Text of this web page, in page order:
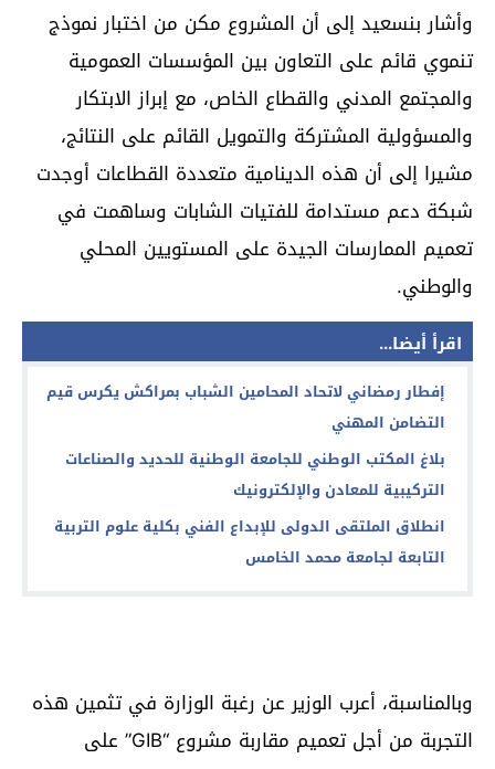
وأشار بنسعيد إلى أن المشروع مكن من اختبار نموذج
تنموي قائم على التعاون بين المؤسسات العمومية
والمجتمع المدني والقطاع الخاص، مع إبراز الابتكار
والمسؤولية المشتركة والتمويل القائم على النتائج،
مشيرا إلى أن هذه الدينامية متعددة القطاعات أوجدت
شبكة دعم مستدامة للفتيات الشابات وساهمت في
تعميم الممارسات الجيدة على المستويين المحلي
والوطني.
اقرأ أيضا...
إفطار رمضاني لاتحاد المحامين الشباب بمراكش يكرس قيم
التضامن المهني
بلاغ المكتب الوطني للجامعة الوطنية للحديد والصناعات
التركيبية للمعادن والإلكترونيك
انطلاق الملتقى الدولى للإبداع الفني بكلية علوم التربية
التابعة لجامعة محمد الخامس
وبالمناسبة، أعرب الوزير عن رغبة الوزارة في تثمين هذه
التجربة من أجل تعميم مقاربة مشروع “GIB” على